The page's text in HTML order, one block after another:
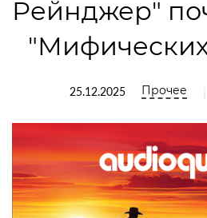
Рейнджер"
25.12.2025 Прочее